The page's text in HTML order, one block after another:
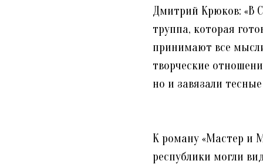
Дмитрий Крюков: «В
труппа, которая
принимают все
творческие
но и завязали
К роману «Мастер и
республики могли